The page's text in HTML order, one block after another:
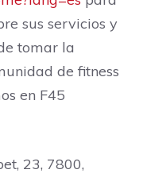
sus servicios y
tomar la
de fitness
en F45
23, 7800,